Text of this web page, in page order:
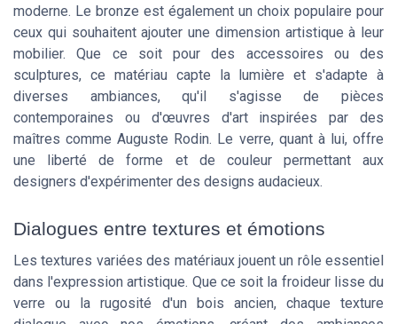
moderne. Le bronze est également un choix populaire pour
ceux qui souhaitent ajouter une dimension artistique à leur
mobilier. Que ce soit pour des accessoires ou des
sculptures, ce matériau capte la lumière et s'adapte à
diverses ambiances, qu'il s'agisse de pièces
contemporaines ou d'œuvres d'art inspirées par des
maîtres comme Auguste Rodin. Le verre, quant à lui, offre
une liberté de forme et de couleur permettant aux
designers d'expérimenter des designs audacieux.
Dialogues entre textures et émotions
Les textures variées des matériaux jouent un rôle essentiel
dans l'expression artistique. Que ce soit la froideur lisse du
verre ou la rugosité d'un bois ancien, chaque texture